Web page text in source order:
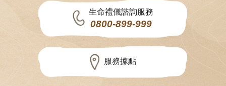
生命禮儀諮詢服務
0800-899-999
服務據點